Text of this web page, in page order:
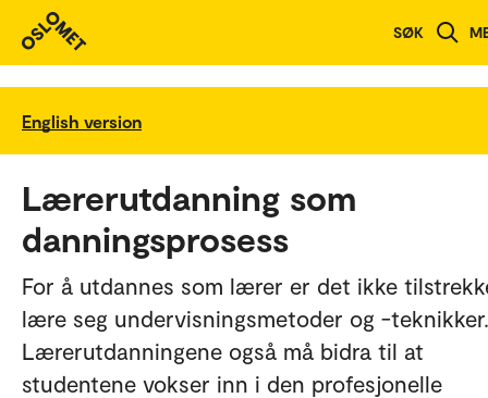
SØK
English version
Lærerutdanning som
danningsprosess
For å utdannes som lærer er det ikke
lære seg undervisningsmetoder og -teknikker.
Lærerutdanningene også må bidra til at
studentene vokser inn i den profesjonelle